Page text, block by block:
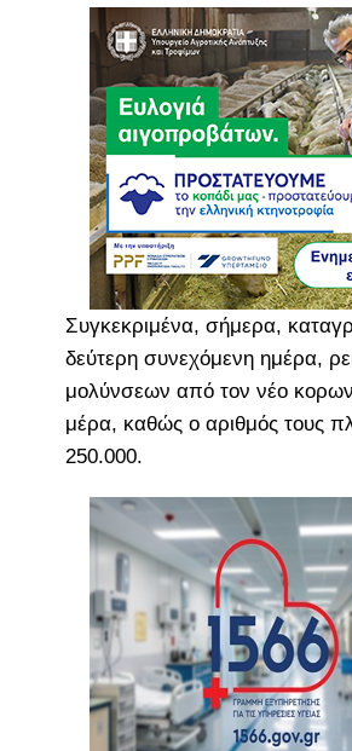
Συγκεκριμένα, σήμερα,
δεύτερη συνεχόμενη ημέρα,
μολύνσεων από τον νέο
μέρα, καθώς ο αριθμός τους
250.000.